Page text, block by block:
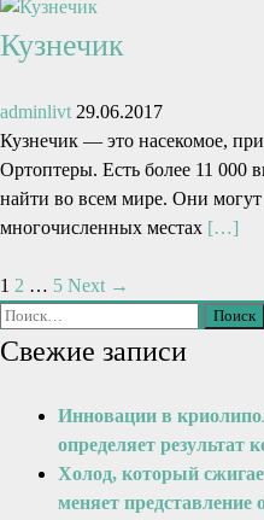
Кузнечик
adminlivt 29.06.2017
Кузнечик — это насекомое,
Ортоптеры. Есть более 11 000
найти во всем мире. Они
многочисленных местах […]
1 2 … 5 Next →
Свежие записи
Инновации в
определяет результат
Холод, который
меняет